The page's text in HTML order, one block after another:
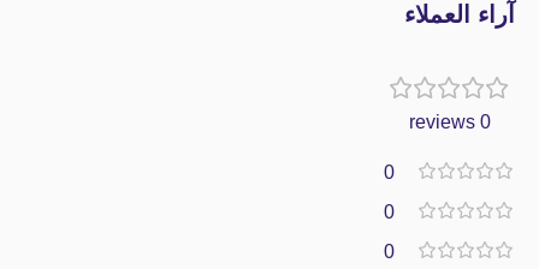
آراء العملاء
0 reviews
0
0
0